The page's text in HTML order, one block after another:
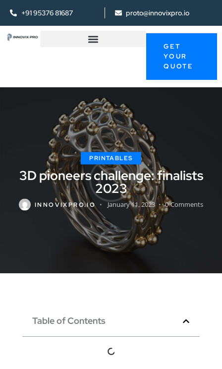
+91 95376 81687 proto@innovixpro.io
GET
YOUR
QUOTE
PRINTABLES
3D pioneers challenge: finalists
2023
INNOVIXPRO.IO January 11, 2023 0 Comments
Table of Contents